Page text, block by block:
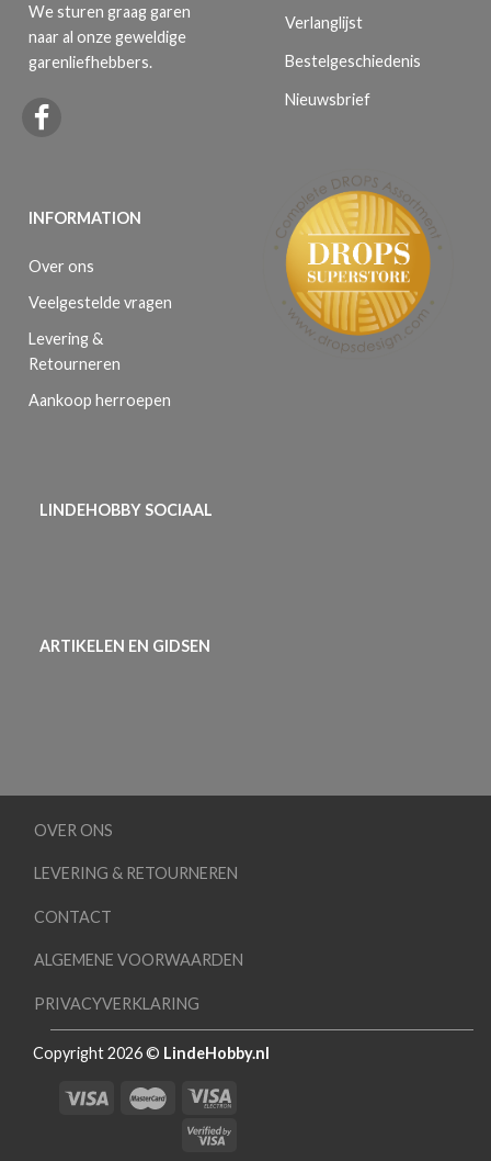
We sturen graag garen
naar al onze geweldige
garenliefhebbers.
INFORMATION
Over ons
Veelgestelde vragen
Levering &
Retourneren
Aankoop herroepen
Verlanglijst
Bestelgeschiedenis
Nieuwsbrief
LINDEHOBBY SOCIAAL
ARTIKELEN EN GIDSEN
OVER ONS
LEVERING & RETOURNEREN
CONTACT
ALGEMENE VOORWAARDEN
PRIVACYVERKLARING
Copyright 2026 © LindeHobby.nl